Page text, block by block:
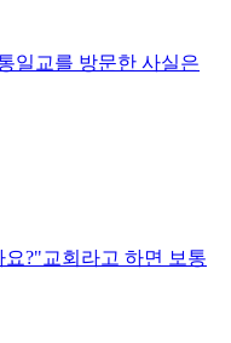
일교를 방문한 사실은
?"교회라고 하면 보통